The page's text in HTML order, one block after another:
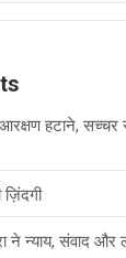
हटाने, सच्चर
न्याय, संवाद और